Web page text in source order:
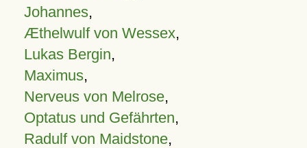
Johannes,
Æthelwulf von Wessex,
Lukas Bergin,
Maximus,
Nerveus von Melrose,
Optatus und Gefährten,
Radulf von Maidstone,